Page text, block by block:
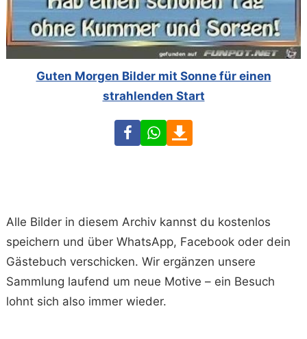
Guten Morgen Bilder mit Sonne für einen
strahlenden Start
FacebookWhatsApp
Alle Bilder in diesem Archiv kannst du kostenlos
speichern und über WhatsApp, Facebook oder dein
Gästebuch verschicken. Wir ergänzen unsere
Sammlung laufend um neue Motive – ein Besuch
lohnt sich also immer wieder.